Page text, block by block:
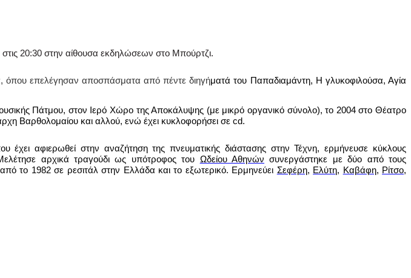
20:30 στην αίθουσα εκδηλώσεων στο Μπούρτζι.
όπου επελέγησαν αποσπάσματα από πέντε διηγήματά του Παπαδιαμάντη, Η γλυκοφιλούσα, Αγία
Πάτμου, στον Ιερό Χώρο της Αποκάλυψης (με μικρό οργανικό σύνολο), το 2004 στο Θέατρο
Βαρθολομαίου και αλλού, ενώ έχει κυκλοφορήσει σε cd.
έχει αφιερωθεί στην αναζήτηση της πνευματικής διάστασης στην Τέχνη, ερμήνευσε κύκλους
αρχικά τραγούδι ως υπότροφος του Ωδείου Αθηνών συνεργάστηκε με δύο από τους
το 1982 σε ρεσιτάλ στην Ελλάδα και το εξωτερικό. Ερμηνεύει Σεφέρη, Ελύτη, Καβάφη, Ρίτσο,